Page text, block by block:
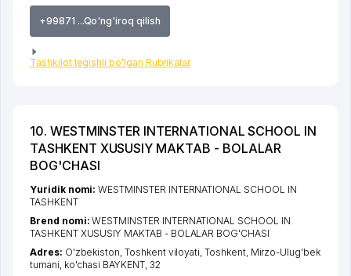
+99871 ...Qo'ng'iroq qilish
Tashkilot tegishli bo'lgan Rubrikalar
10. WESTMINSTER INTERNATIONAL SCHOOL IN
TASHKENT XUSUSIY MAKTAB - BOLALAR
BOG'CHASI
Yuridik nomi:WESTMINSTER INTERNATIONAL SCHOOL IN
TASHKENT
Brend nomi:WESTMINSTER INTERNATIONAL SCHOOL IN
TASHKENT XUSUSIY MAKTAB - BOLALAR BOG'CHASI
Adres: O'zbekiston,Toshkent viloyati ,Toshkent, Mirzo-Ulug'bek
tumani ko'chasi BAYKENT, 32